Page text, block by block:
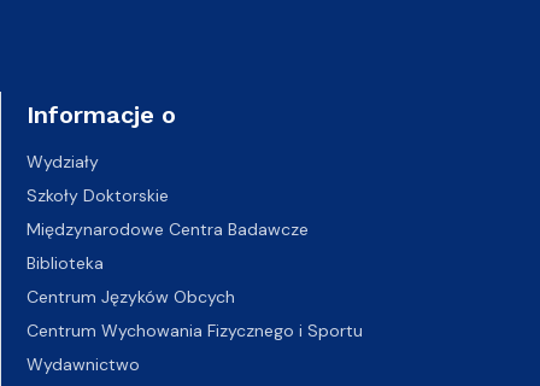
Informacje o
Wydziały
Szkoły Doktorskie
Międzynarodowe Centra Badawcze
Biblioteka
Centrum Języków Obcych
Centrum Wychowania Fizycznego i Sportu
Wydawnictwo